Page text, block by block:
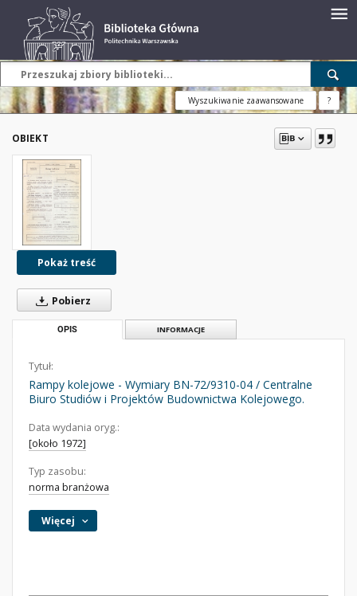
Wyszukiwanie zaawansowane ?
OBIEKT
Pokaż treść
Pobierz
OPIS INFORMACJE
Tytuł:
Rampy kolejowe - Wymiary BN-72/9310-04 / Centralne
Biuro Studiów i Projektów Budownictwa Kolejowego.
Data wydania oryg.:
[około 1972]
Typ zasobu:
norma branżowa
Więcej